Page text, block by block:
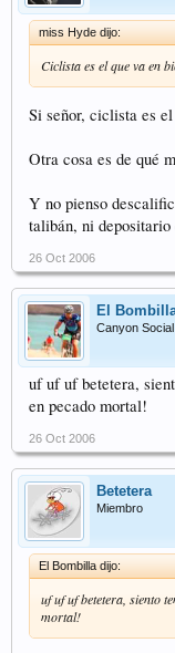
miss Hyde dijo:
Ciclista es el que va en
Si señor, ciclista es
Otra cosa es de qué
Y no pienso
talibán, ni depositario
26 Oct 2006
El
Canyon
uf uf uf betetera,
en pecado mortal!
26 Oct 2006
Betetera
Miembro
El Bombilla dijo:
uf uf uf betetera, siento
mortal!